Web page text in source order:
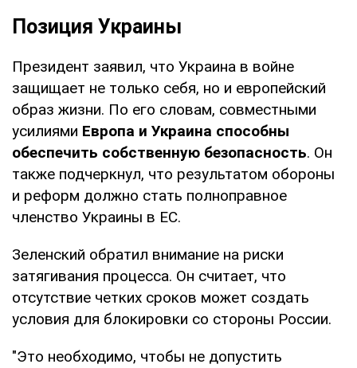
Позиция Украины
Президент заявил, что Украина в войне
защищает не только себя, но и европейский
образ жизни. По его словам, совместными
усилиями Европа и Украина способны
обеспечить собственную безопасность. Он
также подчеркнул, что результатом обороны
и реформ должно стать полноправное
членство Украины в ЕС.
Зеленский обратил внимание на риски
затягивания процесса. Он считает, что
отсутствие четких сроков может создать
условия для блокировки со стороны России.
"Это необходимо, чтобы не допустить